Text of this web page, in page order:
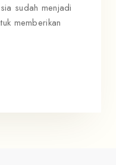
sudah menjadi
memberikan